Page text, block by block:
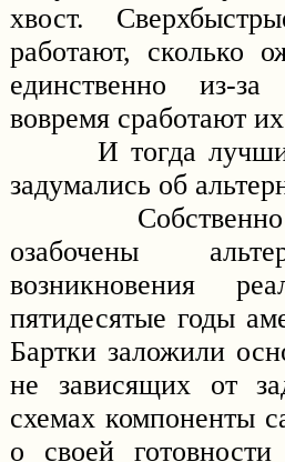
хвост.
работают, сколько
единственно из-
вовремя сработают
И тогда лучшие
задумались об
Собственно
озабочены
возникновения
пятидесятые годы
Бартки заложили
не зависящих от
схемах компоненты
о своей